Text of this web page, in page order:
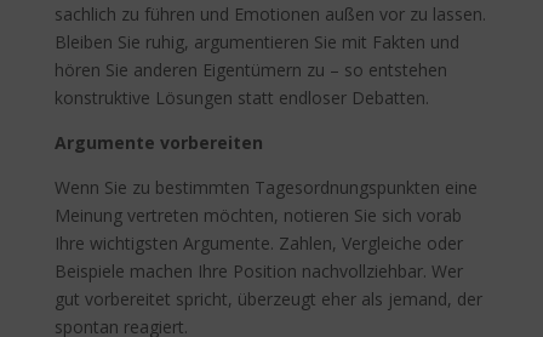
sachlich zu führen und Emotionen außen vor zu lassen.
Bleiben Sie ruhig, argumentieren Sie mit Fakten und
hören Sie anderen Eigentümern zu – so entstehen
konstruktive Lösungen statt endloser Debatten.
Argumente vorbereiten
Wenn Sie zu bestimmten Tagesordnungspunkten eine
Meinung vertreten möchten, notieren Sie sich vorab
Ihre wichtigsten Argumente. Zahlen, Vergleiche oder
Beispiele machen Ihre Position nachvollziehbar. Wer
gut vorbereitet spricht, überzeugt eher als jemand, der
spontan reagiert.